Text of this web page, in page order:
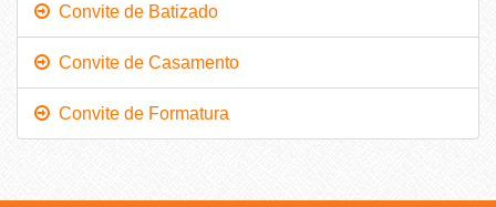
Convite de Batizado
Convite de Casamento
Convite de Formatura